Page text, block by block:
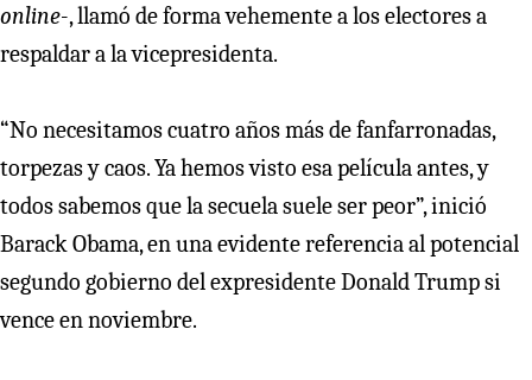
online-, llamó de forma vehemente a los electores a
respaldar a la vicepresidenta.
“No necesitamos cuatro años más de fanfarronadas,
torpezas y caos. Ya hemos visto esa película antes, y
todos sabemos que la secuela suele ser peor”, inició
Barack Obama, en una evidente referencia al potencial
segundo gobierno del expresidente Donald Trump si
vence en noviembre.